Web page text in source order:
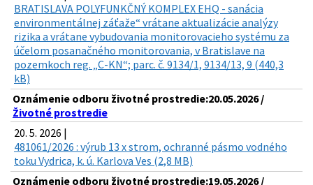
BRATISLAVA POLYFUNKČNÝ KOMPLEX EHQ - sanácia
environmentálnej záťaže“ vrátane aktualizácie analýzy
rizika a vrátane vybudovania monitorovacieho systému za
účelom posanačného monitorovania, v Bratislave na
pozemkoch reg. „C-KN“; parc. č. 9134/1, 9134/13, 9 (440,3
kB)
Oznámenie odboru životné prostredie:20.05.2026 /
Životné prostredie
20. 5. 2026 |
481061/2026 : výrub 13 x strom, ochranné pásmo vodného
toku Vydrica, k. ú. Karlova Ves (2,8 MB)
Oznámenie odboru životné prostredie:19.05.2026 /